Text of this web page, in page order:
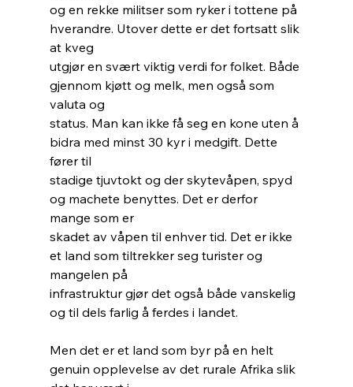
og en rekke militser som ryker i tottene på
hverandre. Utover dette er det fortsatt slik
at kveg
utgjør en svært viktig verdi for folket. Både
gjennom kjøtt og melk, men også som
valuta og
status. Man kan ikke få seg en kone uten å
bidra med minst 30 kyr i medgift. Dette
fører til
stadige tjuvtokt og der skytevåpen, spyd
og machete benyttes. Det er derfor
mange som er
skadet av våpen til enhver tid. Det er ikke
et land som tiltrekker seg turister og
mangelen på
infrastruktur gjør det også både vanskelig
og til dels farlig å ferdes i landet.
Men det er et land som byr på en helt
genuin opplevelse av det rurale Afrika slik